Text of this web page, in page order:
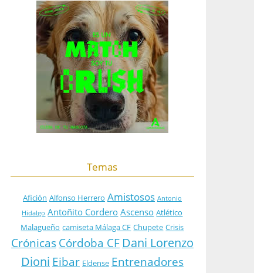
Temas
Afición Alfonso Herrero Amistosos Antonio
Hidalgo Antoñito Cordero Ascenso Atlético
Malagueño camiseta Málaga CF Chupete Crisis
Crónicas Córdoba CF Dani Lorenzo
Dioni Eibar Eldense Entrenadores